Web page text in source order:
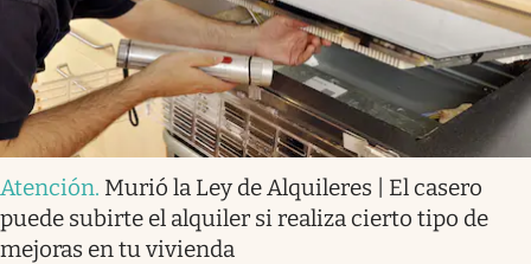
Atención. Murió la Ley de Alquileres | El casero
puede subirte el alquiler si realiza cierto tipo de
mejoras en tu vivienda